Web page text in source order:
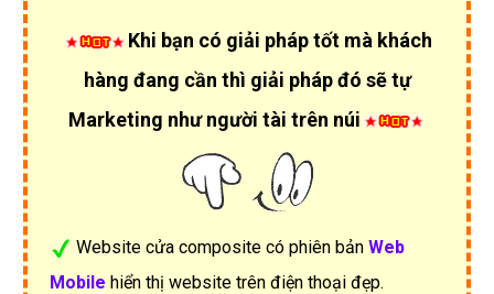
Khi bạn có giải pháp tốt mà khách
hàng đang cần thì giải pháp đó sẽ tự
Marketing như người tài trên núi
Website cửa composite có phiên bản Web
Mobile hiển thị website trên điện thoại đẹp.